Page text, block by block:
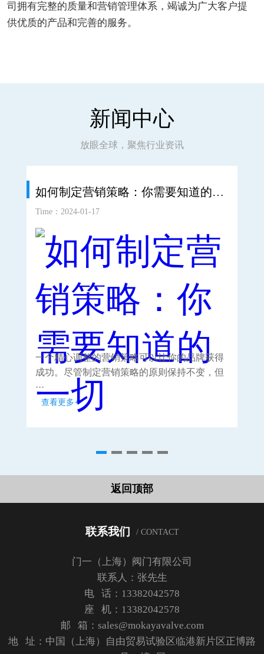
司拥有完整的质量和营销管理体系，竭诚为广大客户提
供优质的产品和完善的服务。
新闻中心
放眼全球，聚焦行业资讯
如何制定营销策略：你需要知道的一切
Time：2024-01-17
一个精心调整的营销策略可以让你的品牌获得
成功。尽管制定营销策略的原则保持不变，但
···
查看更多+
返回顶部
联系我们 / CONTACT
门一（上海）阀门有限公司
联系人：张先生
电 话：13382042578
座 机：13382042578
邮 箱：sales@mokayavalve.com
地 址：中国（上海）自由贸易试验区临港新片区正博路